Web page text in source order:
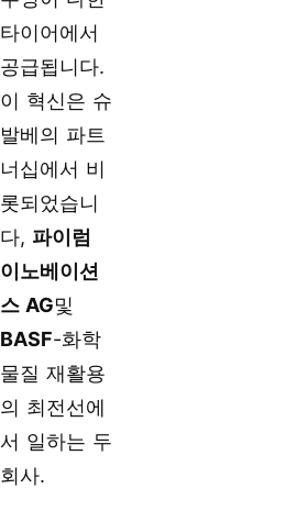
타이어에서
공급됩니다.
이 혁신은 슈
발베의 파트
너십에서 비
롯되었습니
다, 파이럼
이노베이션
스 AG및
BASF-화학
물질 재활용
의 최전선에
서 일하는 두
회사.